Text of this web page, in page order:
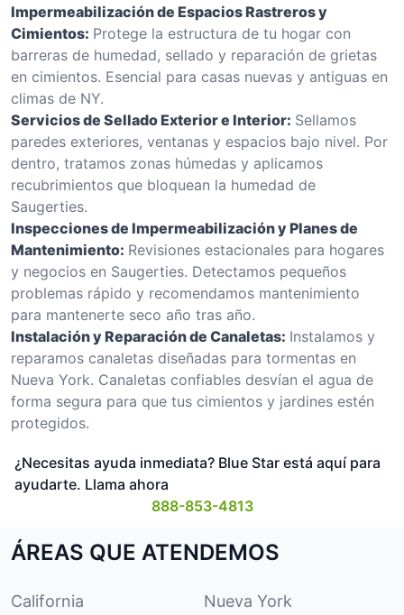
Impermeabilización de Espacios Rastreros y
Cimientos: Protege la estructura de tu hogar con
barreras de humedad, sellado y reparación de grietas
en cimientos. Esencial para casas nuevas y antiguas en
climas de NY.
Servicios de Sellado Exterior e Interior: Sellamos
paredes exteriores, ventanas y espacios bajo nivel. Por
dentro, tratamos zonas húmedas y aplicamos
recubrimientos que bloquean la humedad de
Saugerties.
Inspecciones de Impermeabilización y Planes de
Mantenimiento: Revisiones estacionales para hogares
y negocios en Saugerties. Detectamos pequeños
problemas rápido y recomendamos mantenimiento
para mantenerte seco año tras año.
Instalación y Reparación de Canaletas: Instalamos y
reparamos canaletas diseñadas para tormentas en
Nueva York. Canaletas confiables desvían el agua de
forma segura para que tus cimientos y jardines estén
protegidos.
¿Necesitas ayuda inmediata? Blue Star está aquí para
ayudarte. Llama ahora
888-853-4813
ÁREAS QUE ATENDEMOS
California Nueva York